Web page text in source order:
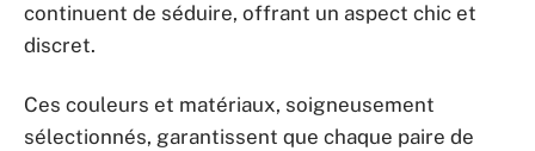
continuent de séduire, offrant un aspect chic et
discret.
Ces couleurs et matériaux, soigneusement
sélectionnés, garantissent que chaque paire de